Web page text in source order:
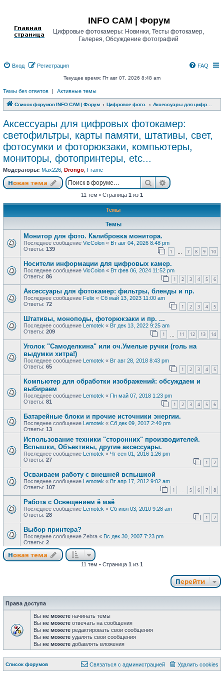
INFO CAM | Форум
Цифровые фотокамеры: Новинки, Тесты фотокамер,
Галерея, Обсуждение фотографий
Вход Регистрация FAQ
Текущее время: Пт авг 07, 2026 8:48 am
Темы без ответов | Активные темы
Список форумов INFO CAM | Форум Цифровое фото. Аксессуары для цифровых фотокамер: светофильтры, карты памяти, штативы, свет, фотосумки и фоторюкзаки, компьютеры, мониторы, фотопринтеры, etc...
Аксессуары для цифровых фотокамер:
светофильтры, карты памяти, штативы, свет,
фотосумки и фоторюкзаки, компьютеры,
мониторы, фотопринтеры, etc...
Модераторы: Max226 Drongo Frame
Новая тема
Новая тема ПоискРасширенный
11 тем • Страница 1 из 1
Темы
Темы
Монитор для фото. Калибровка монитора.
Последнее сообщение VicColon « Вт авг 04, 2026 8:48 pm
Ответы: 139 1 7 8 9 10
Носители информации для цифровых камер.
Последнее сообщение VicColon « Вт фев 06, 2024 11:52 pm
Ответы: 86 1 2 3 4 5 6
Аксессуары для фотокамер: фильтры, бленды и пр.
Последнее сообщение Felix « Сб май 13, 2023 11:00 am
Ответы: 72 1 2 3 4 5
Штативы, моноподы, фоторюкзаки и пр. ...
Последнее сообщение Lemotek « Вт дек 13, 2022 9:25 am
Ответы: 209 1 11 12 13 14
Уголок "Самоделкина" или оч.Умелые ручки (голь на
выдумки хитра!)
Последнее сообщение Lemotek « Вт авг 28, 2018 8:43 pm
Ответы: 65 1 2 3 4 5
Компьютер для обработки изображений: обсуждаем и
выбираем
Последнее сообщение Lemotek « Пн май 07, 2018 1:23 pm
Ответы: 81 1 2 3 4 5 6
Батарейные блоки и прочие источники энергии.
Последнее сообщение Lemotek « Сб дек 09, 2017 2:40 pm
Ответы: 13
Использование техники "сторонних" производителей.
Вспышки, Объективы, другие аксессуары.
Последнее сообщение Lemotek « Чт сен 01, 2016 1:26 pm
Ответы: 27 1 2
Осваиваем работу с внешней вспышкой
Последнее сообщение Lemotek « Вт апр 17, 2012 9:02 am
Ответы: 107 1 5 6 7 8
Работа с Освещением ё маё
Последнее сообщение Lemotek « Сб июл 03, 2010 9:28 am
Ответы: 28 1 2
Выбор принтера?
Последнее сообщение Zebra « Вс дек 30, 2007 7:23 pm
Ответы: 2
Новая тема
Новая тема
11 тем • Страница 1 из 1
Перейти
Права доступа
Вы не можете начинать темы
Вы не можете отвечать на сообщения
Вы не можете редактировать свои сообщения
Вы не можете удалять свои сообщения
Вы не можете добавлять вложения
Список форумов Удалить cookies
Связаться с
Связаться с администрацией